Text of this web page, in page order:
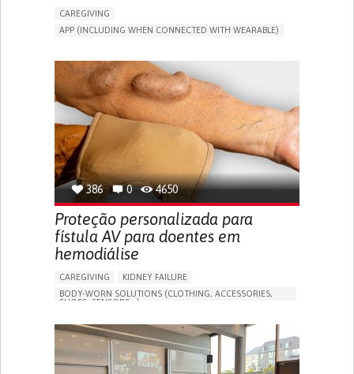
CAREGIVING
APP (INCLUDING WHEN CONNECTED WITH WEARABLE)
GENERAL AND FAMILY MEDICINE
PORTUGAL
386 0 4650
Proteção personalizada para
fístula AV para doentes em
hemodiálise
CAREGIVING
KIDNEY FAILURE
BODY-WORN SOLUTIONS (CLOTHING, ACCESSORIES,
SHOES, SENSORS...)
DECREASED URINE OUTPUT
FATIGUE
FLANK PAIN (PAIN IN THE SIDES OF THE BACK)
INCREASED THIRST
KIDNEY FAILURE